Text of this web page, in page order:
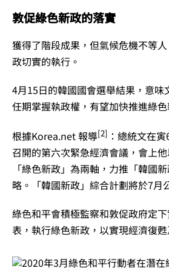
敦促綠色新政的落實
獲得了階段成果，但氣候危機不等
政切實的執行。
4月15日的韓國國會選舉結果，意味
任期掌握執政權，有望加快推進綠色
根據Korea.net 報導[2] ：總統文在
召開的第六次緊急經濟會議，會上
「綠色新政」為兩軸，力推「韓國
略。「韓國新政」綜合計劃將於7月
綠色和平會積極監察和敦促政府定
表，執行綠色新政，以實現經濟復